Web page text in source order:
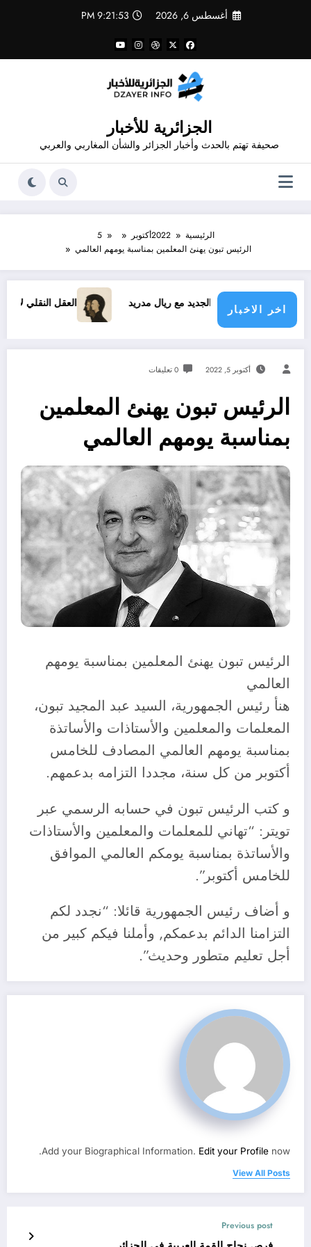
أغسطس 6, 2026 9:21:53 PM
الجزائرية للأخبار
صحيفة تهتم بالحدث وأخبار الجزائر والشأن المغاربي والعربي
الرئيسية 2022أكتوبر
5
الرئيس تبون يهنئ المعلمين بمناسبة يومهم العالمي
اخر الاخبار
فينيسيوس الجديد مع ريال مدريد العقل النقلي لا يبدع حتى
أكتوبر 5, 2022 0 تعليقات
الرئيس تبون يهنئ المعلمين
بمناسبة يومهم العالمي
الرئيس تبون يهنئ المعلمين بمناسبة يومهم
العالمي
هنأ رئيس الجمهورية، السيد عبد المجيد تبون،
المعلمات والمعلمين والأستاذات والأساتذة
بمناسبة يومهم العالمي المصادف للخامس
أكتوبر من كل سنة، مجددا التزامه بدعمهم.
و كتب الرئيس تبون في حسابه الرسمي عبر
تويتر: “تهاني للمعلمات والمعلمين والأستاذات
والأساتذة بمناسبة يومكم العالمي الموافق
للخامس أكتوبر”.
و أضاف رئيس الجمهورية قائلا: “نجدد لكم
التزامنا الدائم بدعمكم, وأملنا فيكم كبير من
أجل تعليم متطور وحديث”.
Add your Biographical Information. Edit your Profile now.
View All Posts
Previous post